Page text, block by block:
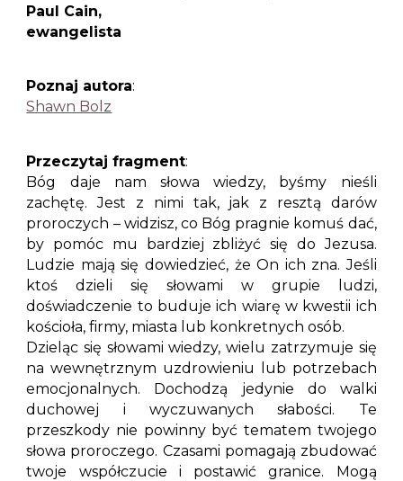
Paul Cain,
ewangelista
Poznaj autora:
Shawn Bolz
Przeczytaj fragment:
Bóg daje nam słowa wiedzy, byśmy nieśli
zachętę. Jest z nimi tak, jak z resztą darów
proroczych – widzisz, co Bóg pragnie komuś dać,
by pomóc mu bardziej zbliżyć się do Jezusa.
Ludzie mają się dowiedzieć, że On ich zna. Jeśli
ktoś dzieli się słowami w grupie ludzi,
doświadczenie to buduje ich wiarę w kwestii ich
kościoła, firmy, miasta lub konkretnych osób.
Dzieląc się słowami wiedzy, wielu zatrzymuje się
na wewnętrznym uzdrowieniu lub potrzebach
emocjonalnych. Dochodzą jedynie do walki
duchowej i wyczuwanych słabości. Te
przeszkody nie powinny być tematem twojego
słowa proroczego. Czasami pomagają zbudować
twoje współczucie i postawić granice. Mogą